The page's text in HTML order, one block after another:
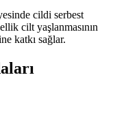
cildi serbest
cilt yaşlanmasının
katkı sağlar.